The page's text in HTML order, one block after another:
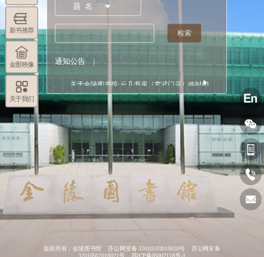
新书推荐
金图映像
关于我们
通知公告|
（2026/07/13）
关于金陵图书馆临时闭馆的通告 （2026/07/11）
关于金陵图书馆·云几书房（玄武门店）临时闭...
（2026/06/22）
金陵图书馆2026年端午节期间开放安排
（2026/06/12）
关于金陵图书馆编外人员面试成绩的公示
（2026/05/28）
金陵图书馆招聘编外人员公告 （2026/05/12）
金陵图书馆2026年劳动节期间开放安排
金陵图书馆2026年清明期间开放安排
（2026/03/26）
版权所有：金陵图书馆苏公网安备 32010502010020号
苏公网安备